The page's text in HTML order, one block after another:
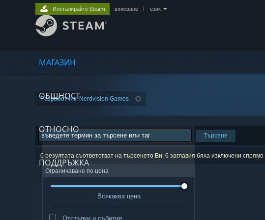
МАГАЗИН
ОБЩНОСТ
ОТНОСНО
ПОДДРЪЖКА
Инсталирайте Steam вписване език
Разработчик: Nerdvision Games
Търсене
0 резултата съответстват на търсенето Ви. 6 заглавия бяха изключени
Ограничаване по цена
Всякаква цена
Отстъпки и събития